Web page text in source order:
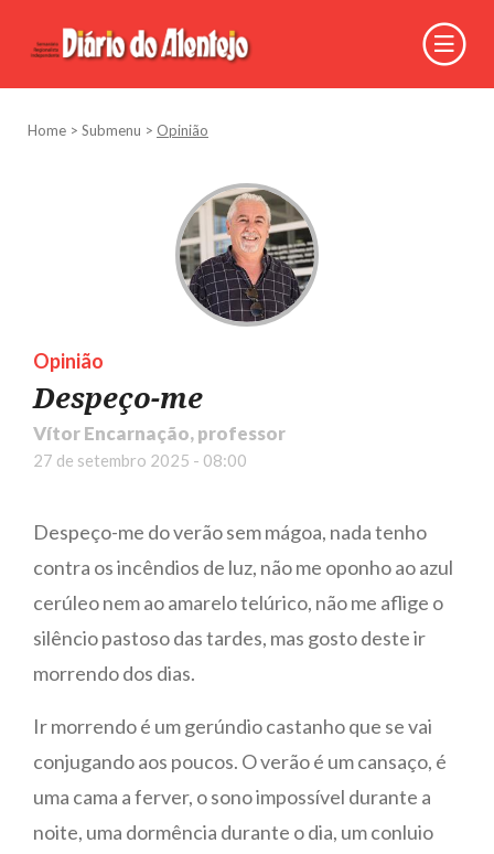
Home > Submenu > Opinião
Opinião
Despeço-me
Vítor Encarnação, professor
27 de setembro 2025 - 08:00
Despeço-me do verão sem mágoa, nada tenho
contra os incêndios de luz, não me oponho ao azul
cerúleo nem ao amarelo telúrico, não me aflige o
silêncio pastoso das tardes, mas gosto deste ir
morrendo dos dias.
Ir morrendo é um gerúndio castanho que se vai
conjugando aos poucos. O verão é um cansaço, é
uma cama a ferver, o sono impossível durante a
noite, uma dormência durante o dia, um conluio